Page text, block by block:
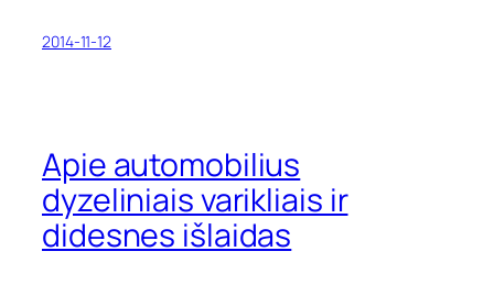
2014-11-12
Apie automobilius
dyzeliniais varikliais ir
didesnes išlaidas